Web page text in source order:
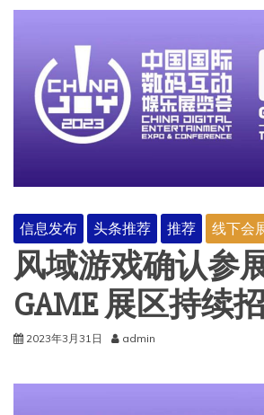
信息发布 头条推荐 推荐 线下会
风域游戏确认参
GAME 展区持续
2023年3月31日 admin